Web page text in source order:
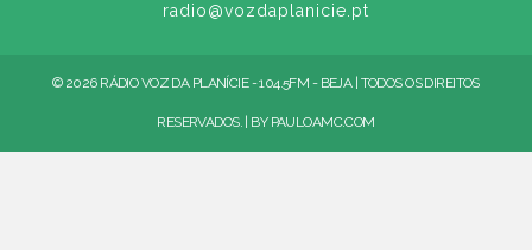
radio@vozdaplanicie.pt
© 2026 RÁDIO VOZ DA PLANÍCIE - 104.5FM - BEJA | TODOS OS DIREITOS
RESERVADOS. | BY PAULOAMC.COM